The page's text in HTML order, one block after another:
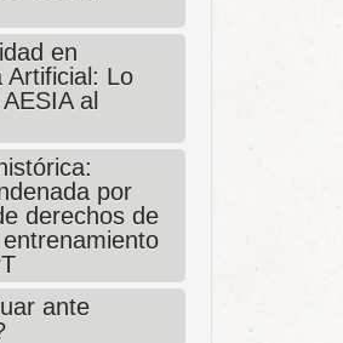
en
Artificial: Lo
al
por
derechos de
ante